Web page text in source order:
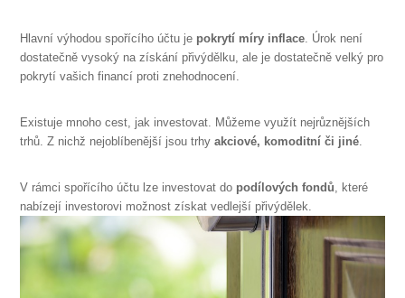
Hlavní výhodou spořícího účtu je pokrytí míry inflace . Úrok není
dostatečně vysoký na získání přivýdělku, ale je dostatečně velký pro
pokrytí vašich financí proti znehodnocení.
Existuje mnoho cest, jak investovat. Můžeme využít nejrůznějších
trhů. Z nichž nejoblíbenější jsou trhyakciové, komoditní či jiné
V rámci spořícího účtu lze investovat do podílových fondů , které
nabízejí investorovi možnost získat vedlejší přivýdělek.